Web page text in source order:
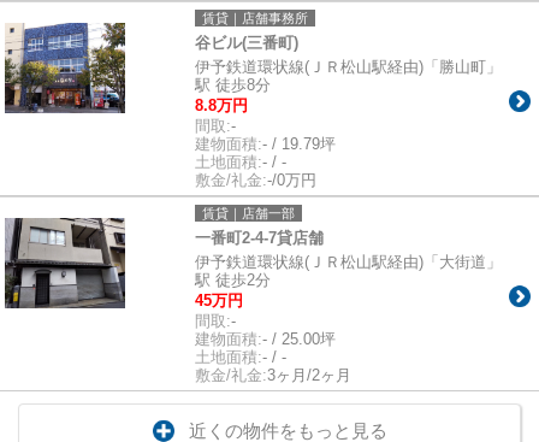
賃貸｜店舗事務所
谷ビル(三番町)
伊予鉄道環状線(ＪＲ松山駅経由)「勝山町」
駅 徒歩8分
8.8万円
間取:-
建物面積:- / 19.79坪
土地面積:- / -
敷金/礼金:-/0万円
賃貸｜店舗一部
一番町2-4-7貸店舗
伊予鉄道環状線(ＪＲ松山駅経由)「大街道」
駅 徒歩2分
45万円
間取:-
建物面積:- / 25.00坪
土地面積:- / -
敷金/礼金:3ヶ月/2ヶ月
近くの物件をもっと見る